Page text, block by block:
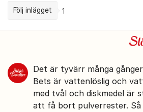
Följ inlägget 1
Det är tyvärr många
Bets är vattenlöslig och
med tvål och diskmedel är
att få bort pulverrester.